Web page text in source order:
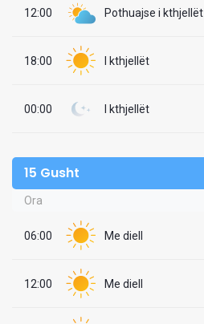
12:00 Pothuajse i kthjellët
18:00 I kthjellët
00:00 I kthjellët
15 Gusht
Ora
06:00 Me diell
12:00 Me diell